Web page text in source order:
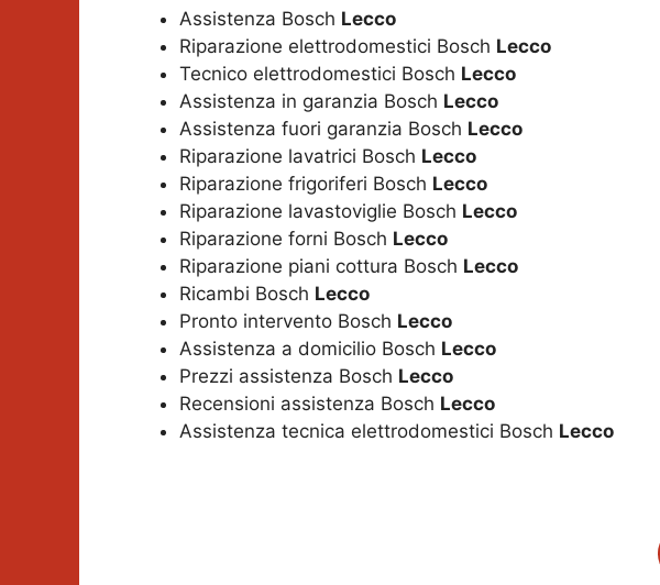
Assistenza Bosch Lecco
Riparazione elettrodomestici Bosch Lecco
Tecnico elettrodomestici Bosch Lecco
Assistenza in garanzia Bosch Lecco
Assistenza fuori garanzia Bosch Lecco
Riparazione lavatrici Bosch Lecco
Riparazione frigoriferi Bosch Lecco
Riparazione lavastoviglie Bosch Lecco
Riparazione forni Bosch Lecco
Riparazione piani cottura Bosch Lecco
Ricambi Bosch Lecco
Pronto intervento Bosch Lecco
Assistenza a domicilio Bosch Lecco
Prezzi assistenza Bosch Lecco
Recensioni assistenza Bosch Lecco
Assistenza tecnica elettrodomestici Bosch Lecco